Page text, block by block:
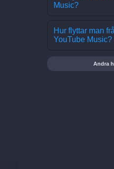
Music?
Hur flyttar man
YouTube Music?
Andra